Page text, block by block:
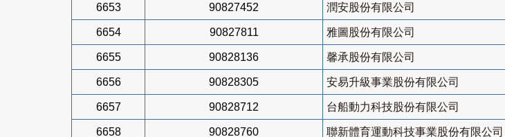
6653 90827452 潤安股份有限公司
6654 90827811 雅圖股份有限公司
6655 90828136 馨承股份有限公司
6656 90828305 安易升級事業股份有限公司
6657 90828712 台船動力科技股份有限公司
6658 90828760 聯新體育運動科技事業股份有限公司